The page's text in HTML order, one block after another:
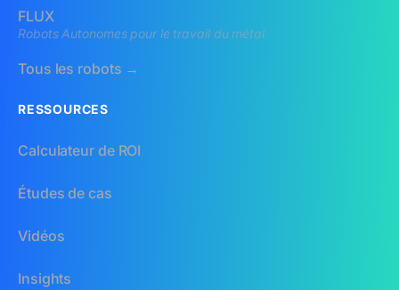
FLUX
Robots Autonomes pour le travail du métal
Tous les robots →
RESSOURCES
Calculateur de ROI
Études de cas
Vidéos
Insights